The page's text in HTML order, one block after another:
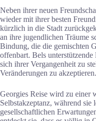
Neben ihrer neuen
wieder mit ihrer besten
kürzlich in die Stadt
an ihre jugendlichen Träume
Bindung, die die gemischten
offenbart. Bels
sich ihrer Vergangenheit zu
Veränderungen zu akzeptieren.
Georgies Reise wird zu einer
Selbstakzeptanz, während sie
gesellschaftlichen